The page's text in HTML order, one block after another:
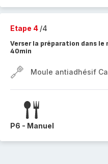
Etape 4 /4
Verser la préparation dans
40min
Moule antiadhésif
P6 - Manuel